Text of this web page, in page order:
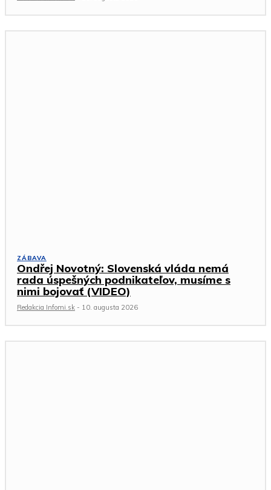
ZÁBAVA
Ondřej Novotný: Slovenská vláda nemá
rada úspešných podnikateľov, musíme s
nimi bojovať (VIDEO)
Redakcia Infomi.sk - 10. augusta 2026